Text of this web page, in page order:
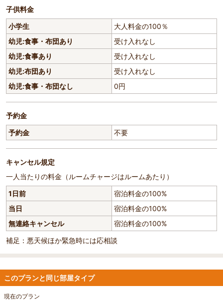
子供料金
小学生
大人料金の100％
幼児:食事・布団あり
受け入れなし
幼児:食事あり
受け入れなし
幼児:布団あり
受け入れなし
幼児:食事・布団なし
0円
予約金
予約金
不要
キャンセル規定
一人当たりの料金（ルームチャージはルームあたり）
1日前
宿泊料金の100%
当日
宿泊料金の100%
無連絡キャンセル
宿泊料金の100%
補足：悪天候ほか緊急時には応相談
このプランと同じ部屋タイプ
現在のプラン